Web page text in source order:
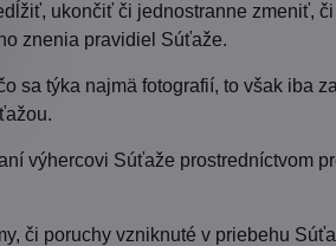
ukončiť či jednostranne zmeniť,
znenia pravidiel Súťaže.
sa týka najmä fotografií, to však iba
výhercovi Súťaže prostredníctvom
či poruchy vzniknuté v priebehu